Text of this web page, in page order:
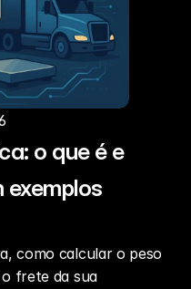
o que é e
como calcular o peso
frete da sua